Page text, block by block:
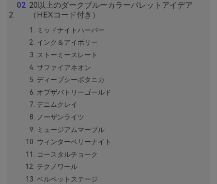
20以上のダークブルーカラーパレットアイデア
（HEXコード付き）
ミッドナイトハーバー
インク＆アイボリー
ストーミースレート
サファイアネオン
ディープシーボタニカ
オブザバトリーゴールド
デニムクレイ
ノーザンライツ
ミュージアムマーブル
ウィンターベリーナイト
コースタルチョーク
テクノワール
ベルベットステージ